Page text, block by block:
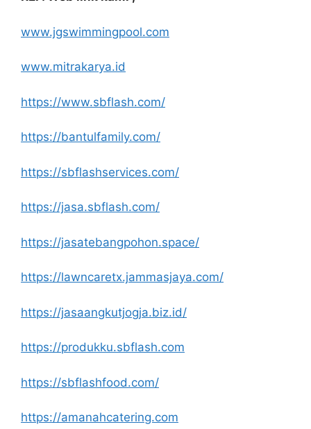
www.jgswimmingpool.com
www.mitrakarya.id
https://www.sbflash.com/
https://bantulfamily.com/
https://sbflashservices.com/
https://jasa.sbflash.com/
https://jasatebangpohon.space/
https://lawncaretx.jammasjaya.com/
https://jasaangkutjogja.biz.id/
https://produkku.sbflash.com
https://sbflashfood.com/
https://amanahcatering.com